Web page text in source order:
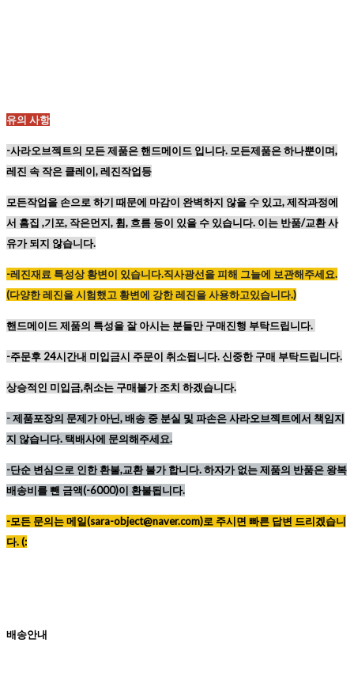
유의 사항
-사라오브젝트의 모든 제품은 핸드메이드 입니다. 모든제품은 하나뿐이며,
레진 속 작은 클레이, 레진작업등
모든작업을 손으로 하기 때문에 마감이 완벽하지 않을 수 있고,제작과정에
서 흠집 ,기포, 작은먼지, 휨, 흐름 등이 있을 수 있습니다. 이는 반품/교환 사
유가 되지 않습니다.
-레진재료 특성상황변이 있습니다.직사광선을피해 그늘에 보관해주세요.
(다양한레진을시험했고황변에 강한레진을사용하고있습니다.)
핸드메이드 제품의 특성을 잘 아시는 분들만 구매진행 부탁드립니다.
-주문후 24시간내 미입금시 주문이 취소됩니다. 신중한 구매 부탁드립니다.
상승적인 미입금,취소는 구매불가 조치 하겠습니다.
-제품포장의 문제가 아닌, 배송 중 분실 및 파손은 사라오브젝트에서 책임지
지 않습니다. 택배사에 문의해주세요.
-단순 변심으로 인한 환불,교환 불가 합니다. 하자가 없는 제품의 반품은 왕복
배송비를 뺀 금액(-6000)이 환불됩니다.
-모든 문의는 메일(sara-object@naver.com)로 주시면 빠른 답변 드리겠습니
다. (:
배송안내